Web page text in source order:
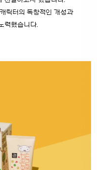
릭터의 독창적인 개성과
력했습니다.